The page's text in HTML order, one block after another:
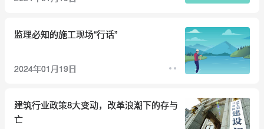
监理必知的施工现场“行话”
2024年01月19日
建筑行业政策8大变动，改革浪潮下的存与
亡